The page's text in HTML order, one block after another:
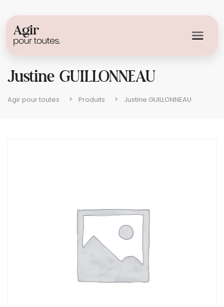
Justine GUILLONNEAU
Agir pour toutes Produits Justine GUILLONNEAU